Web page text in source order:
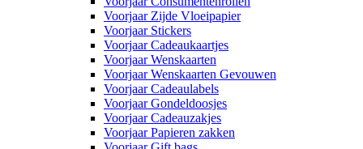
Voorjaar Zijde Vloeipapier
Voorjaar Stickers
Voorjaar Cadeaukaartjes
Voorjaar Wenskaarten
Voorjaar Wenskaarten Gevouwen
Voorjaar Cadeaulabels
Voorjaar Gondeldoosjes
Voorjaar Cadeauzakjes
Voorjaar Papieren zakken